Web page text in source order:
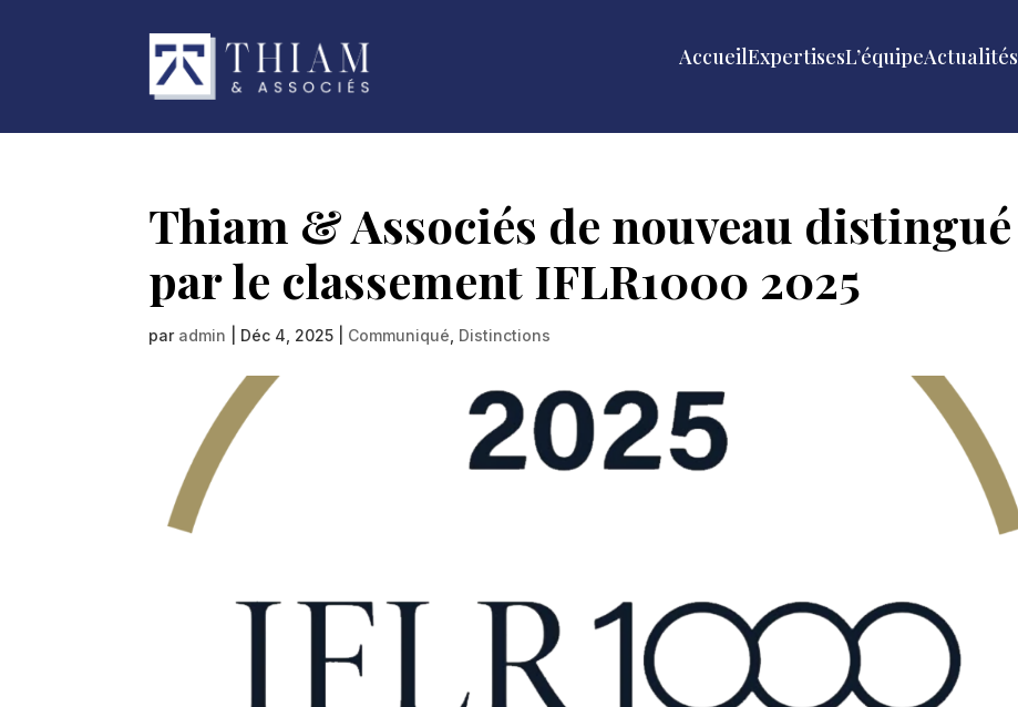
AccueilExpertisesL’équipeActualités
Thiam & Associés de nouveau distingué
par le classement IFLR1000 2025
par admin Déc 4, 2025 Communiqué Distinctions